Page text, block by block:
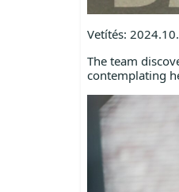
Vetítés:
The team
contemplating